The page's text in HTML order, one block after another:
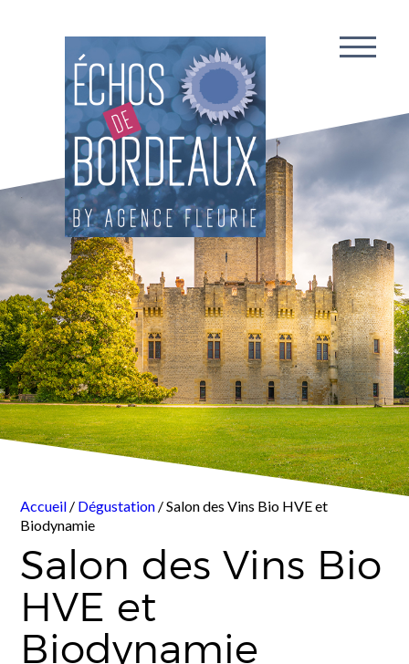
Accueil / Dégustation / Salon des Vins Bio HVE et
Biodynamie
Salon des Vins Bio
HVE et
Biodynamie